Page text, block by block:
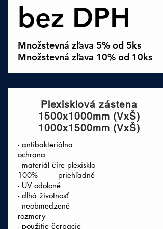
bez DPH
Množstevná zľava 5% od 5ks
Množstevná zľava 10% od 10ks
Plexisklová zástena
1500x1000mm (VxŠ)
1000x1500mm (VxŠ)
- antibakteriálna
ochrana
- materiál číre plexisklo
100% priehľadné
- UV odoloné
- dlhá životnosť
- neobmedzené
rozmery
- použitie čerpacie